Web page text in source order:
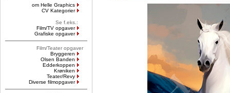
om Helle Graphics
CV Kategorier
Se f.eks.:
Film/TV opgaver
Grafiske opgaver
Film/Teater opgaver
Bryggeren
Olsen Banden
Edderkoppen
Krøniken
Teater/Revy
Diverse filmopgaver